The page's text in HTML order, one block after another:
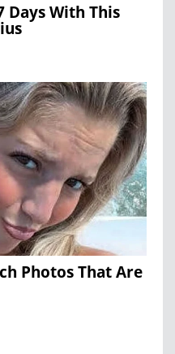
Days With This
Photos That Are